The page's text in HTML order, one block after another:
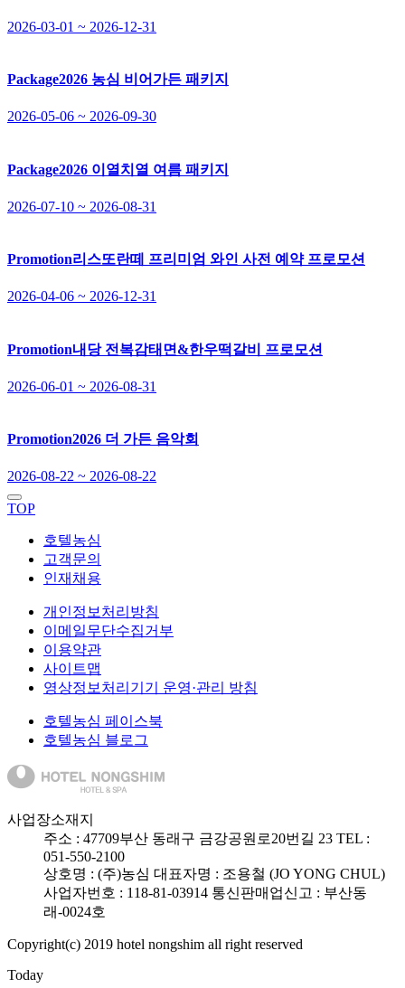
2026-03-01 ~ 2026-12-31
Package2026 농심 비어가든 패키지
2026-05-06 ~ 2026-09-30
Package2026 이열치열 여름 패키지
2026-07-10 ~ 2026-08-31
Promotion리스또란떼 프리미엄 와인 사전 예약 프로모션
2026-04-06 ~ 2026-12-31
Promotion내당 전복감태면&한우떡갈비 프로모션
2026-06-01 ~ 2026-08-31
Promotion2026 더 가든 음악회
2026-08-22 ~ 2026-08-22
TOP
호텔농심
고객문의
인재채용
개인정보처리방침
이메일무단수집거부
이용약관
사이트맵
영상정보처리기기 운영·관리 방침
호텔농심 페이스북
호텔농심 블로그
사업장소재지
주소 : 47709부산 동래구 금강공원로20번길 23 TEL :
051-550-2100
상호명 : (주)농심 대표자명 : 조용철 (JO YONG CHUL)
사업자번호 : 118-81-03914 통신판매업신고 : 부산동
래-0024호
Copyright(c) 2019 hotel nongshim all right reserved
Today